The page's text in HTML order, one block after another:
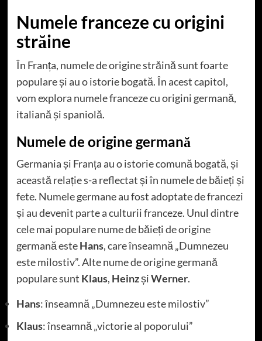
Numele franceze cu origini
străine
În Franța, numele de origine străină sunt foarte
populare și au o istorie bogată. În acest capitol,
vom explora numele franceze cu origini germană,
italiană și spaniolă.
Numele de origine germană
Germania și Franța au o istorie comună bogată, și
această relație s-a reflectat și în numele de băieți și
fete. Numele germane au fost adoptate de francezi
și au devenit parte a culturii franceze. Unul dintre
cele mai populare nume de băieți de origine
germană esteHans, care înseamnă „Dumnezeu
este milostiv”. Alte nume de origine germană
populare sunt Klaus, HeinzșiWerner.
Hans: înseamnă „Dumnezeu este milostiv”
Klaus: înseamnă „victorie al poporului”